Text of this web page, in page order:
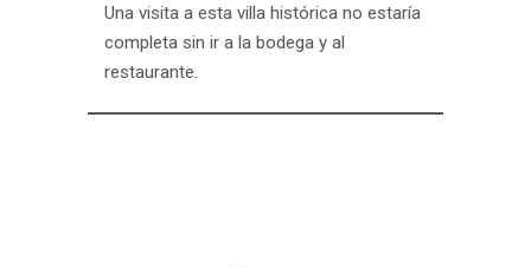
Una visita a esta villa histórica no estaría
completa sin ir a la bodega y al
restaurante.